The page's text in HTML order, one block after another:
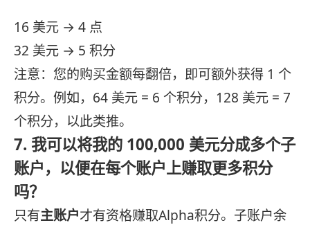
16 美元 → 4 点
32 美元 → 5 积分
注意：您的购买金额每翻倍，即可额外获得 1 个
积分。例如，64 美元 = 6 个积分，128 美元 = 7
个积分，以此类推。
7. 我可以将我的 100,000 美元分成多个子
账户，以便在每个账户上赚取更多积分
吗？
只有主账户才有资格赚取Alpha积分。子账户余